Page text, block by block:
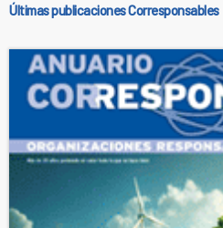
Últimas publicaciones Corresponsables